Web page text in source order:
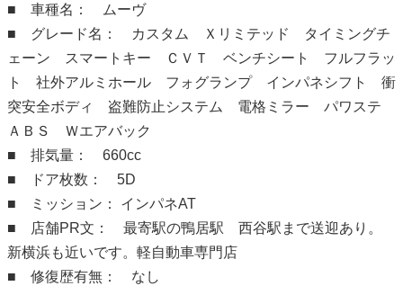
■ 車種名： ムーヴ
■ グレード名： カスタム Ｘリミテッド タイミングチ
ェーン スマートキー ＣＶＴ ベンチシート フルフラッ
ト 社外アルミホール フォグランプ インパネシフト 衝
突安全ボディ 盗難防止システム 電格ミラー パワステ
ＡＢＳ Ｗエアバック
■ 排気量： 660cc
■ ドア枚数： 5D
■ ミッション： インパネAT
■ 店舗PR文： 最寄駅の鴨居駅 西谷駅まで送迎あり。
新横浜も近いです。軽自動車専門店
■ 修復歴有無： なし